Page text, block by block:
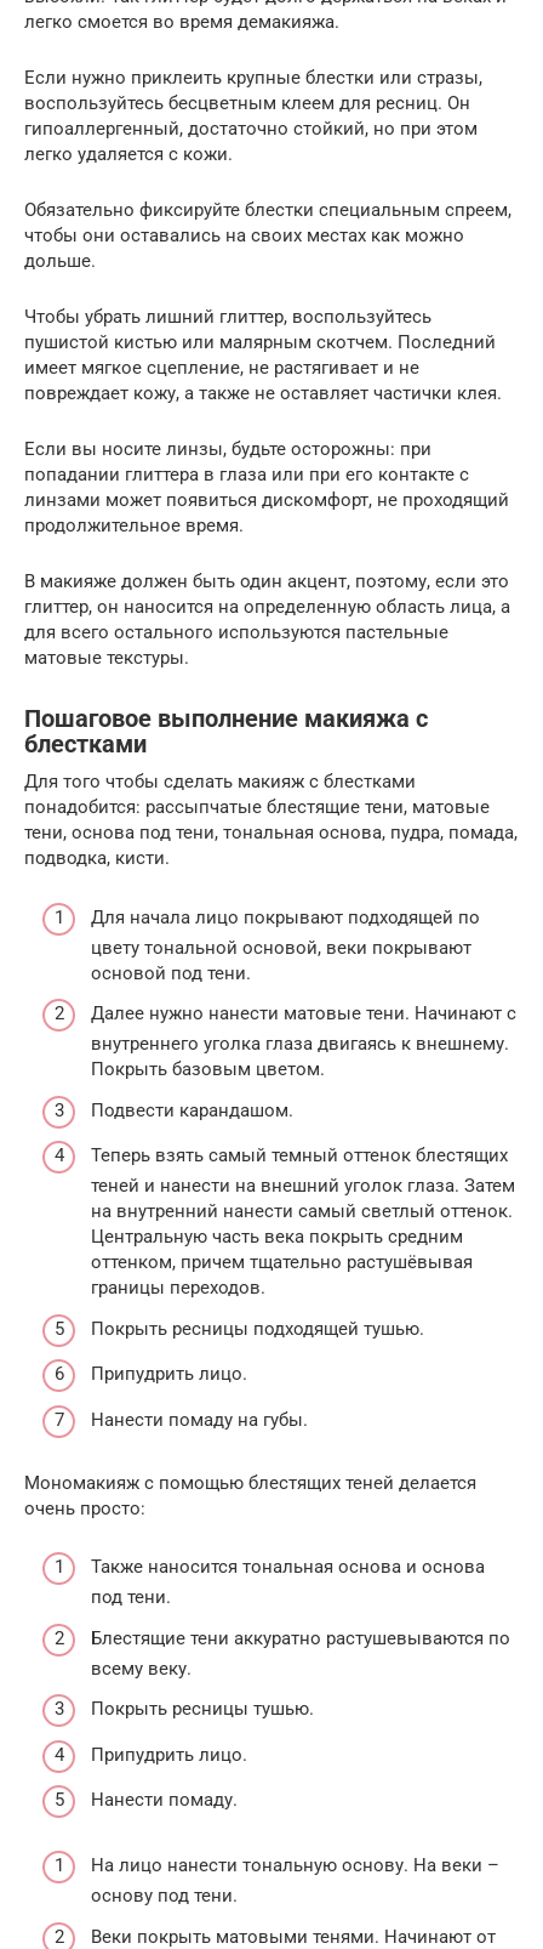
легко смоется во время демакияжа.
Если нужно приклеить крупные блестки или стразы,
воспользуйтесь бесцветным клеем для ресниц. Он
гипоаллергенный, достаточно стойкий, но при этом
легко удаляется с кожи.
Обязательно фиксируйте блестки специальным спреем,
чтобы они оставались на своих местах как можно
дольше.
Чтобы убрать лишний глиттер, воспользуйтесь
пушистой кистью или малярным скотчем. Последний
имеет мягкое сцепление, не растягивает и не
повреждает кожу, а также не оставляет частички клея.
Если вы носите линзы, будьте осторожны: при
попадании глиттера в глаза или при его контакте с
линзами может появиться дискомфорт, не проходящий
продолжительное время.
В макияже должен быть один акцент, поэтому, если это
глиттер, он наносится на определенную область лица, а
для всего остального используются пастельные
матовые текстуры.
Пошаговое выполнение макияжа с
блестками
Для того чтобы сделать макияж с блестками
понадобится: рассыпчатые блестящие тени, матовые
тени, основа под тени, тональная основа, пудра, помада,
подводка, кисти.
Для начала лицо покрывают подходящей по
цвету тональной основой, веки покрывают
основой под тени.
Далее нужно нанести матовые тени. Начинают с
внутреннего уголка глаза двигаясь к внешнему.
Покрыть базовым цветом.
Подвести карандашом.
Теперь взять самый темный оттенок блестящих
теней и нанести на внешний уголок глаза. Затем
на внутренний нанести самый светлый оттенок.
Центральную часть века покрыть средним
оттенком, причем тщательно растушёвывая
границы переходов.
Покрыть ресницы подходящей тушью.
Припудрить лицо.
Нанести помаду на губы.
Мономакияж с помощью блестящих теней делается
очень просто:
Также наносится тональная основа и основа
под тени.
Блестящие тени аккуратно растушевываются по
всему веку.
Покрыть ресницы тушью.
Припудрить лицо.
Нанести помаду.
На лицо нанести тональную основу. На веки –
основу под тени.
Веки покрыть матовыми тенями. Начинают от